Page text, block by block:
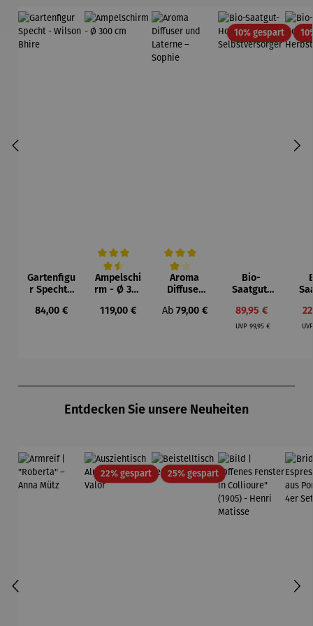
Gartenfigu
r Specht -
Bhire
Regulärer Preis:
84,00 €
Durchschnittliche Bewertung von 4.5 von 5 Sternen
Ampelschi
rm - Ø 300
Regulärer Preis:
119,00 €
Durchschnittliche Bewertung von 4
Aroma
Diffuser
Laterne –
Regulärer Preis:
Ab 79,00 €
10% gespartRabatt
Bio-
Saatgut-
-
Selbstvers
Verkaufspreis:
89,95 €
UVPRegulärer Preis:
99,95 €
-
Entdecken Sie unsere Neuheiten
22% gespartRabatt25% gespartRabatt